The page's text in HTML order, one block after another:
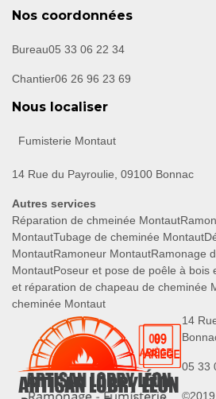
Nos coordonnées
Bureau05 33 06 22 34
Chantier06 26 96 23 69
Nous localiser
Fumisterie Montaut
14 Rue du Payroulie, 09100 Bonnac
Autres services
Réparation de chmeinée Montaut
MontautTubage de cheminée Montaut
MontautRamoneur MontautRamonage
MontautPoseur et pose de poêle à bois
et réparation de chapeau de cheminée
cheminée Montaut
14
05 33